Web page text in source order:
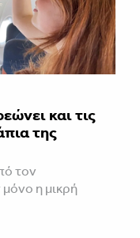
και τις
της
τον
η μικρή